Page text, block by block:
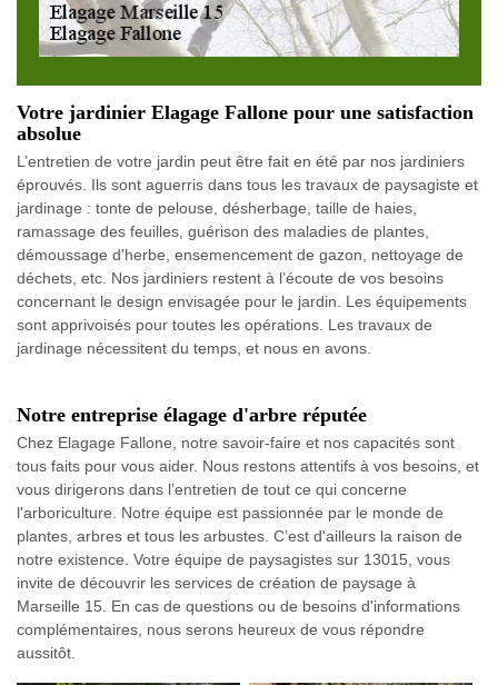
Votre jardinier Elagage Fallone pour une satisfaction
absolue
L’entretien de votre jardin peut être fait en été par nos jardiniers
éprouvés. Ils sont aguerris dans tous les travaux de paysagiste et
jardinage : tonte de pelouse, désherbage, taille de haies,
ramassage des feuilles, guérison des maladies de plantes,
démoussage d'herbe, ensemencement de gazon, nettoyage de
déchets, etc. Nos jardiniers restent à l’écoute de vos besoins
concernant le design envisagée pour le jardin. Les équipements
sont apprivoisés pour toutes les opérations. Les travaux de
jardinage nécessitent du temps, et nous en avons.
Notre entreprise élagage d'arbre réputée
Chez Elagage Fallone, notre savoir-faire et nos capacités sont
tous faits pour vous aider. Nous restons attentifs à vos besoins, et
vous dirigerons dans l’entretien de tout ce qui concerne
l'arboriculture. Notre équipe est passionnée par le monde de
plantes, arbres et tous les arbustes. C’est d'ailleurs la raison de
notre existence. Votre équipe de paysagistes sur 13015, vous
invite de découvrir les services de création de paysage à
Marseille 15. En cas de questions ou de besoins d'informations
complémentaires, nous serons heureux de vous répondre
aussitôt.